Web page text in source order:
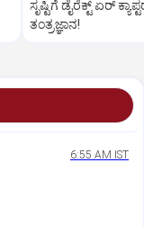
ಸೃಷ್ಟಿಗೆ ಡೈರೆಕ್ಟ್ ಏರ್‌
ತಂತ್ರಜ್ಞಾನ!
6:55 AM IST